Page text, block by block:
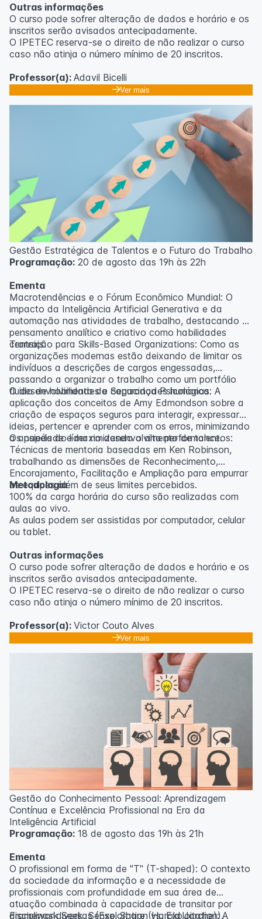
Outras informações
O curso pode sofrer alteração de dados e horário e os
inscritos serão avisados ​​antecipadamente.
O IPETEC reserva-se o direito de não realizar o curso
caso não atinja o número mínimo de 20 inscritos.
Professor(a): Adavil Bicelli
Ver mais
Gestão Estratégica de Talentos e o Futuro do Trabalho
Programação: 20 de agosto das 19h às 22h
Ementa
Macrotendências e o Fórum Econômico Mundial: O
impacto da Inteligência Artificial Generativa e da
automação nas atividades de trabalho, destacando o
pensamento analítico e criativo como habilidades
centrais.
Transição para Skills-Based Organizations: Como as
organizações modernas estão deixando de limitar os
indivíduos a descrições de cargos engessadas,
passando a organizar o trabalho como um portfólio
fluido de habilidades e capacidades humanas.
O desenvolvimento da Segurança Psicológica: A
aplicação dos conceitos de Amy Edmondson sobre a
criação de espaços seguros para interagir, expressar
ideias, pertencer e aprender com os erros, minimizando
a ansiedade e maximizando a alta performance.
Os papéis do líder no desenvolvimento de talentos:
Técnicas de mentoria baseadas em Ken Robinson,
trabalhando as dimensões de Reconhecimento,
Encorajamento, Facilitação e Ampliação para empurrar
as equipes além de seus limites percebidos.
Metodologia
100% da carga horária do curso são realizadas com
aulas ao vivo.
As aulas podem ser assistidas por computador, celular
ou tablet.
Outras informações
O curso pode sofrer alteração de dados e horário e os
inscritos serão avisados ​​antecipadamente.
O IPETEC reserva-se o direito de não realizar o curso
caso não atinja o número mínimo de 20 inscritos.
Professor(a): Victor Couto Alves
Ver mais
Gestão do Conhecimento Pessoal: Aprendizagem
Contínua e Excelência Profissional na Era da
Inteligência Artificial
Programação: 18 de agosto das 19h às 21h
Ementa
O profissional em forma de "T" (T-shaped): O contexto
da sociedade da informação e a necessidade de
profissionais com profundidade em sua área de
atuação combinada à capacidade de transitar por
disciplinas diversas (Exploration vs. Exploitation).
Framework Seek, Sense, Share (Harold Jarche): A